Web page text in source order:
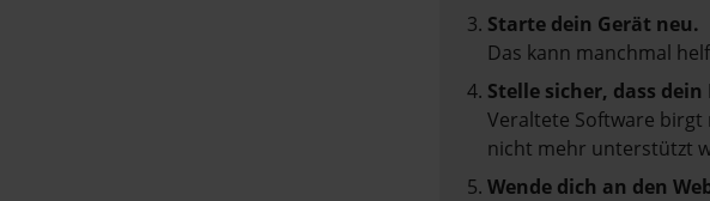
Starte dein Gerät neu.
Das kann manchmal
Stelle sicher, dass
Veraltete Software
nicht mehr unterstützt
Wende dich an den